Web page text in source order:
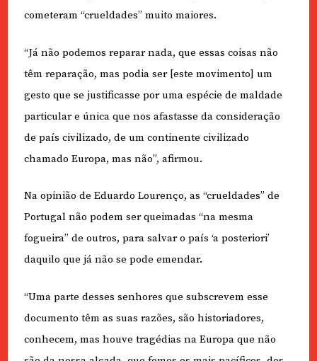
cometeram “crueldades” muito maiores.
“Já não podemos reparar nada, que essas coisas não
têm reparação, mas podia ser [este movimento] um
gesto que se justificasse por uma espécie de maldade
particular e única que nos afastasse da consideração
de país civilizado, de um continente civilizado
chamado Europa, mas não”, afirmou.
Na opinião de Eduardo Lourenço, as “crueldades” de
Portugal não podem ser queimadas “na mesma
fogueira” de outros, para salvar o país ‘a posteriori’
daquilo que já não se pode emendar.
“Uma parte desses senhores que subscrevem esse
documento têm as suas razões, são historiadores,
conhecem, mas houve tragédias na Europa que não